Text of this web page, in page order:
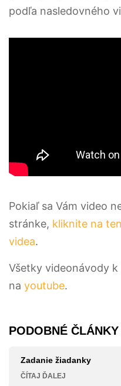
podľa nasledovného
Pokiaľ sa Vám video
stránke, kliknite na
videa.
Všetky videonávody
na youtube.
PODOBNÉ
Zadanie žiadanky
ČÍTAJ ĎALEJ